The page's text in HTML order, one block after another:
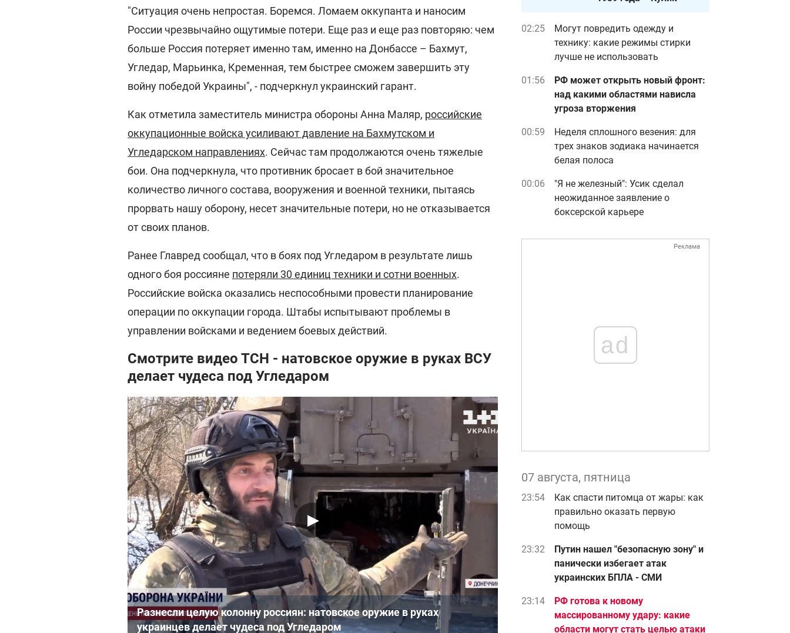
"Ситуация очень непростая. Боремся. Ломаем оккупанта и наносим
России чрезвычайно ощутимые потери. Еще раз и еще раз повторяю: чем
больше Россия потеряет именно там, именно на Донбассе – Бахмут,
Угледар, Марьинка, Кременная, тем быстрее сможем завершить эту
войну победой Украины", - подчеркнул украинский гарант.
Как отметила заместитель министра обороны Анна Маляр, российские
оккупационные войска усиливают давление на Бахмутском и
Угледарском направлениях. Сейчас там продолжаются очень тяжелые
бои. Она подчеркнула, что противник бросает в бой значительное
количество личного состава, вооружения и военной техники, пытаясь
прорвать нашу оборону, несет значительные потери, но не отказывается
от своих планов.
Ранее Главред сообщал, что в боях под Угледаром в результате лишь
одного боя россияне потеряли 30 единиц техники и сотни военных.
Российские войска оказались неспособными провести планирование
операции по оккупации города. Штабы испытывают проблемы в
управлении войсками и ведением боевых действий.
Смотрите видео ТСН - натовское оружие в руках ВСУ
делает чудеса под Угледаром
Разнесли целую колонну россиян: натовское оружие в руках
украинцев делает чудеса под Угледаром
02:25
Могут повредить одежду и
технику: какие режимы стирки
лучше не использовать
01:56
РФ может открыть новый фронт:
над какими областями нависла
угроза вторжения
00:59
Неделя сплошного везения: для
трех знаков зодиака начинается
белая полоса
00:06
"Я не железный": Усик сделал
неожиданное заявление о
боксерской карьере
Реклама
ad
07 августа, пятница
23:54
Как спасти питомца от жары: как
правильно оказать первую
помощь
23:32
Путин нашел "безопасную зону" и
панически избегает атак
украинских БПЛА - СМИ
23:14
РФ готова к новому
массированному удару: какие
области могут стать целью атаки